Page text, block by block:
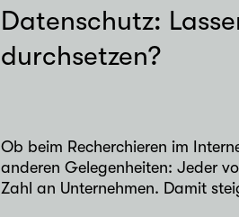
Datenschutz:
durchsetzen?
Ob beim Recherchieren im
anderen Gelegenheiten: Jeder
Zahl an Unternehmen. Damit